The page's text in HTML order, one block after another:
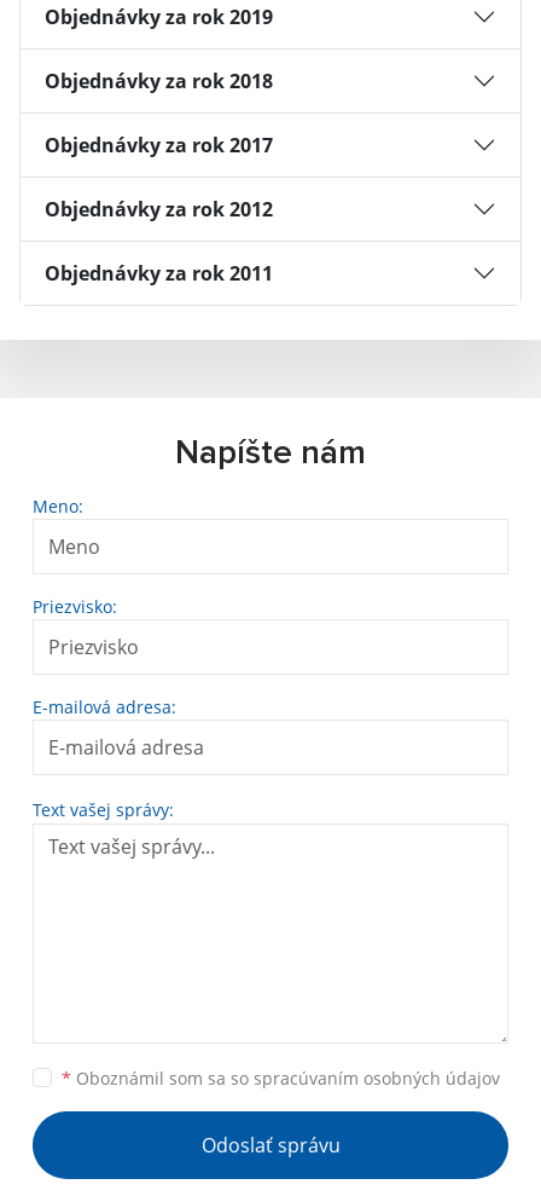
Objednávky za rok 2019
Objednávky za rok 2018
Objednávky za rok 2017
Objednávky za rok 2012
Objednávky za rok 2011
Napíšte nám
Meno:
Priezvisko:
E-mailová adresa:
Text vašej správy:
* Oboznámil som sa so spracúvaním osobných údajov
Odoslať správu